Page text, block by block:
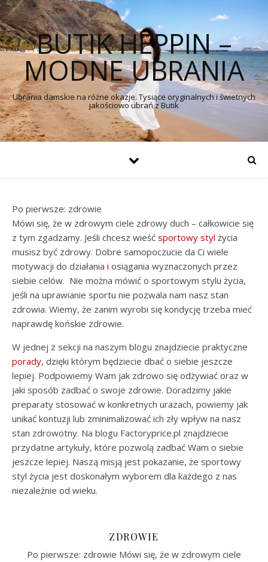
BUTIK HEPPIN –
MODNE UBRANIA
Ubrania damskie na różne okazje. Tysiące oryginalnych i świetnych
jakościowo ubrań z Butik
Po pierwsze: zdrowie
Mówi się, że w zdrowym ciele zdrowy duch – całkowicie się
z tym zgadzamy. Jeśli chcesz wieść sportowy styl życia
musisz być zdrowy. Dobre samopoczucie da Ci wiele
motywacji do działania i osiągania wyznaczonych przez
siebie celów. Nie można mówić o sportowym stylu życia,
jeśli na uprawianie sportu nie pozwala nam nasz stan
zdrowia. Wiemy, że zanim wyrobi się kondycję trzeba mieć
naprawdę końskie zdrowie.
W jednej z sekcji na naszym blogu znajdziecie praktyczne
porady, dzięki którym będziecie dbać o siebie jeszcze
lepiej. Podpowiemy Wam jak zdrowo się odżywiać oraz w
jaki sposób zadbać o swoje zdrowie. Doradzimy jakie
preparaty stosować w konkretnych urazach, powiemy jak
unikać kontuzji lub zminimalizować ich zły wpływ na nasz
stan zdrowotny. Na blogu Factoryprice.pl znajdziecie
przydatne artykuły, które pozwolą zadbać Wam o siebie
jeszcze lepiej. Naszą misją jest pokazanie, że sportowy
styl życia jest doskonałym wyborem dla każdego z nas
niezależnie od wieku.
ZDROWIE
Po pierwsze: zdrowie Mówi się, że w zdrowym ciele